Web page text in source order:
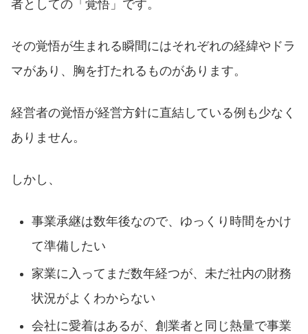
者としての「覚悟」です。
その覚悟が生まれる瞬間にはそれぞれの経緯やドラ
マがあり、胸を打たれるものがあります。
経営者の覚悟が経営方針に直結している例も少なく
ありません。
しかし、
事業承継は数年後なので、ゆっくり時間をかけ
て準備したい
家業に入ってまだ数年経つが、未だ社内の財務
状況がよくわからない
会社に愛着はあるが、創業者と同じ熱量で事業